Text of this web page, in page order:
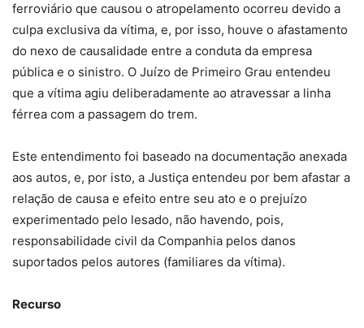
ferroviário que causou o atropelamento ocorreu devido a
culpa exclusiva da vítima, e, por isso, houve o afastamento
do nexo de causalidade entre a conduta da empresa
pública e o sinistro. O Juízo de Primeiro Grau entendeu
que a vítima agiu deliberadamente ao atravessar a linha
férrea com a passagem do trem.
Este entendimento foi baseado na documentação anexada
aos autos, e, por isto, a Justiça entendeu por bem afastar a
relação de causa e efeito entre seu ato e o prejuízo
experimentado pelo lesado, não havendo, pois,
responsabilidade civil da Companhia pelos danos
suportados pelos autores (familiares da vítima).
Recurso